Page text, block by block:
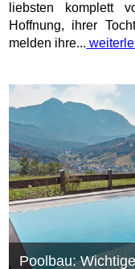
liebsten komplett
Hoffnung, ihrer
melden ihre...
Poolbau: